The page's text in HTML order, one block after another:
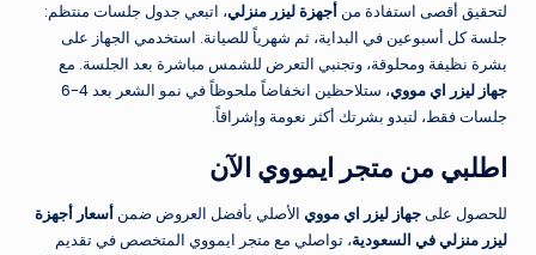
لتحقيق أقصى استفادة من أجهزة ليزر منزلي، اتبعي جدول جلسات منتظم:
جلسة كل أسبوعين في البداية، ثم شهرياً للصيانة. استخدمي الجهاز على
بشرة نظيفة ومحلوقة، وتجنبي التعرض للشمس مباشرة بعد الجلسة. مع
جهاز ليزر اي مووي
، ستلاحظين انخفاضاً ملحوظاً في نمو الشعر بعد 4-6
جلسات فقط، لتبدو بشرتك أكثر نعومة وإشراقاً.
اطلبي من متجر ايمووي الآن
للحصول علىجهاز ليزر اي مووي الأصلي بأفضل العروض ضمن أسعار أجهزة
ليزر منزلي في السعودية، تواصلي مع متجر ايمووي المتخصص في تقديم